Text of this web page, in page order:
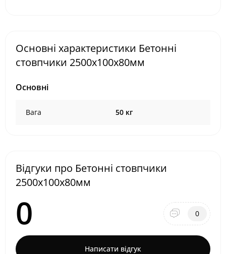
Основні характеристики Бетонні
стовпчики 2500х100х80мм
Основні
Вага 50 кг
Відгуки про Бетонні стовпчики
2500х100х80мм
0 0
Написати відгук